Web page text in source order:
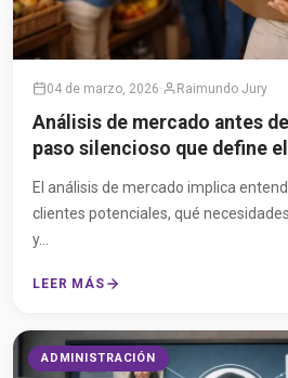
04 de marzo, 2026· Raimundo Jury
Análisis de mercado antes
paso silencioso que define
El análisis de mercado implica
clientes potenciales, qué
y...
LEER MÁS
ADMINISTRACIÓN